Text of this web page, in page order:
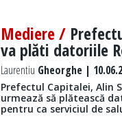
Mediere /
va plăti datoriile
Laurentiu Gheorghe |
Prefectul Capitalei, Alin
urmează să plătească
pentru ca serviciul de